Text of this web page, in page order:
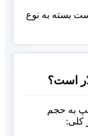
بسته به نوع
است؟
به حجم
کلی: